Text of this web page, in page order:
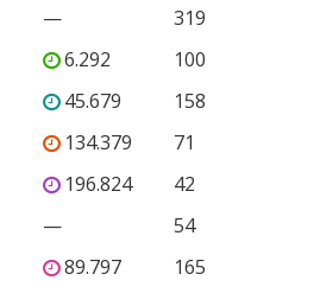
—
319
6.292
100
45.679
158
134.379
71
196.824
42
—
54
89.797
165